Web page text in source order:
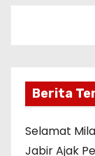
Berita
Selamat
Jabir Ajak